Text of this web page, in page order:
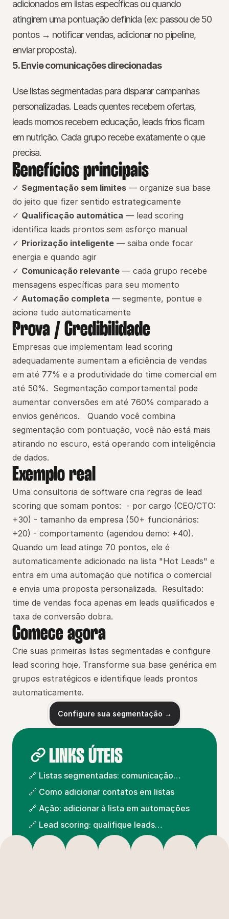
adicionados em listas específicas ou quando
atingirem uma pontuação definida (ex: passou de 50
pontos → notificar vendas, adicionar no pipeline,
enviar proposta).
5. Envie comunicações direcionadas
Use listas segmentadas para disparar campanhas
personalizadas. Leads quentes recebem ofertas,
leads mornos recebem educação, leads frios ficam
em nutrição. Cada grupo recebe exatamente o que
precisa.
Benefícios principais
✓ Segmentação sem limites — organize sua base
do jeito que fizer sentido estrategicamente
✓ Qualificação automática — lead scoring
identifica leads prontos sem esforço manual
✓ Priorização inteligente — saiba onde focar
energia e quando agir
✓ Comunicação relevante — cada grupo recebe
mensagens específicas para seu momento
✓ Automação completa — segmente, pontue e
acione tudo automaticamente
Prova / Credibilidade
Empresas que implementam lead scoring
adequadamente aumentam a eficiência de vendas
em até 77% e a produtividade do time comercial em
até 50%.  Segmentação comportamental pode
aumentar conversões em até 760% comparado a
envios genéricos.   Quando você combina
segmentação com pontuação, você não está mais
atirando no escuro, está operando com inteligência
de dados.
Exemplo real
Uma consultoria de software cria regras de lead
scoring que somam pontos:  - por cargo (CEO/CTO:
+30) - tamanho da empresa (50+ funcionários:
+20) - comportamento (agendou demo: +40).
Quando um lead atinge 70 pontos, ele é
automaticamente adicionado na lista "Hot Leads" e
entra em uma automação que notifica o comercial
e envia uma proposta personalizada.  Resultado:
time de vendas foca apenas em leads qualificados e
taxa de conversão dobra.
Comece agora
Crie suas primeiras listas segmentadas e configure
lead scoring hoje. Transforme sua base genérica em
grupos estratégicos e identifique leads prontos
automaticamente.
Configure sua segmentação →
LINKS ÚTEIS
🔗 Listas segmentadas: comunicação
direcionada
🔗 Como adicionar contatos em listas
🔗 Ação: adicionar à lista em automações
🔗 Lead scoring: qualifique leads
automaticamente